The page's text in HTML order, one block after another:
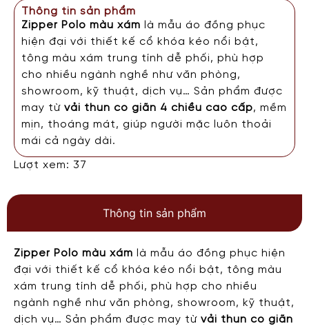
Thông tin sản phẩm
Zipper Polo màu xám là mẫu áo đồng phục
hiện đại với thiết kế cổ khóa kéo nổi bật,
tông màu xám trung tính dễ phối, phù hợp
cho nhiều ngành nghề như văn phòng,
showroom, kỹ thuật, dịch vụ… Sản phẩm được
may từ vải thun co giãn 4 chiều cao cấp, mềm
mịn, thoáng mát, giúp người mặc luôn thoải
mái cả ngày dài.
Lượt xem: 37
Thông tin sản phẩm
Zipper Polo màu xám là mẫu áo đồng phục hiện
đại với thiết kế cổ khóa kéo nổi bật, tông màu
xám trung tính dễ phối, phù hợp cho nhiều
ngành nghề như văn phòng, showroom, kỹ thuật,
dịch vụ… Sản phẩm được may từ vải thun co giãn